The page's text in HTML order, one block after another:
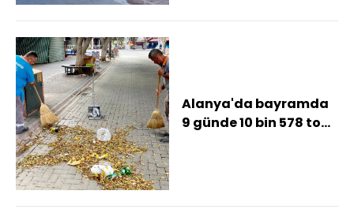
Alanya'da bayramda
9 günde 10 bin 578 ton